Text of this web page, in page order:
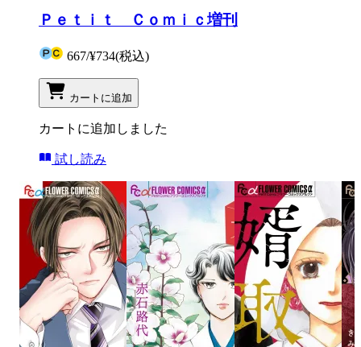
Ｐｅｔｉｔ Ｃｏｍｉｃ増刊
667/¥734(税込)
カートに追加
カートに追加しました
試し読み